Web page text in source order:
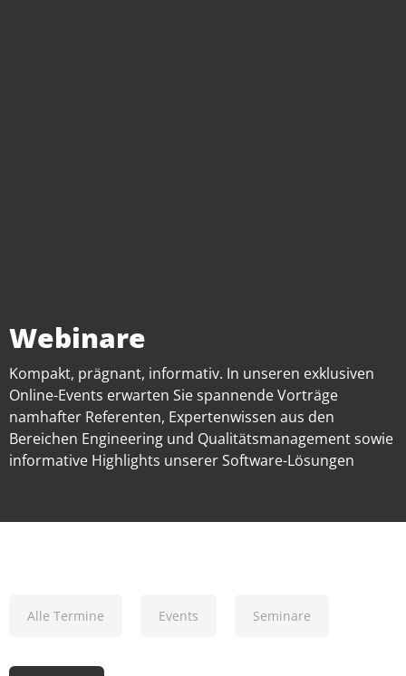
Webinare
Kompakt, prägnant, informativ. In unseren exklusiven
Online-Events erwarten Sie spannende Vorträge
namhafter Referenten, Expertenwissen aus den
Bereichen Engineering und Qualitätsmanagement sowie
informative Highlights unserer Software-Lösungen
Alle Termine Events Seminare